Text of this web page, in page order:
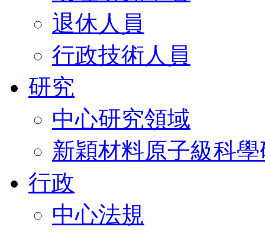
退休人員
行政技術人員
研究
中心研究領域
新穎材料原子級科
行政
中心法規